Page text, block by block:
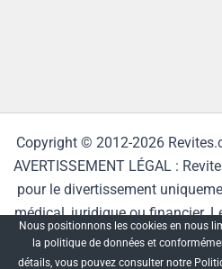
Copyright © 2012-2026
AVERTISSEMENT LÉGAL :
pour le divertissement
médical, juridique ou financier.
peut être reproduit
Nous positionnons les cookies en nous
la politique de données et
détails, vous pouvez consulter notre